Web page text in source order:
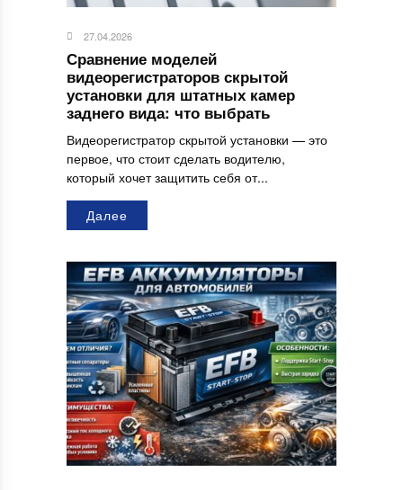
27.04.2026
Сравнение моделей
видеорегистраторов скрытой
установки для штатных камер
заднего вида: что выбрать
Видеорегистратор скрытой установки — это
первое, что стоит сделать водителю,
который хочет защитить себя от...
Далее